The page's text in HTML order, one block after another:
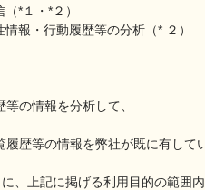
*１・*２）
報・行動履歴等の分析（* ２）
の情報を分析して、
歴等の情報を弊社が既に有して
、上記に掲げる利用目的の範囲